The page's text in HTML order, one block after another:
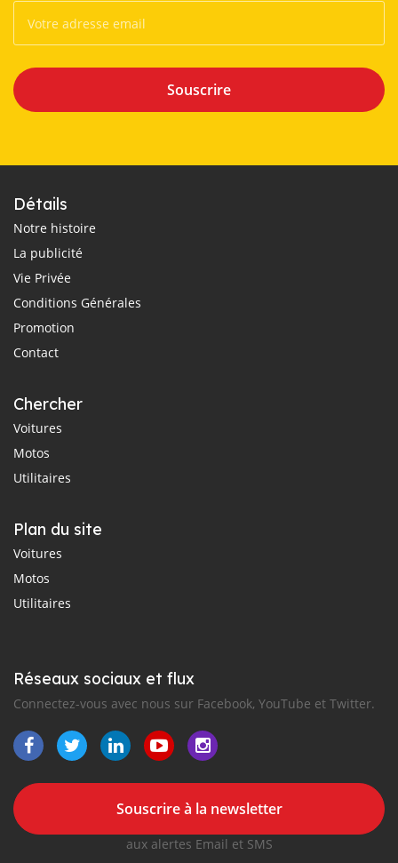
Souscrire
Détails
Notre histoire
La publicité
Vie Privée
Conditions Générales
Promotion
Contact
Chercher
Voitures
Motos
Utilitaires
Plan du site
Voitures
Motos
Utilitaires
Réseaux sociaux et flux
Connectez-vous avec nous sur Facebook, YouTube et Twitter.
Souscrire à la newsletter
aux alertes Email et SMS